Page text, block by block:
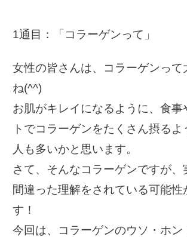
1通目：「コラーゲンって」
女性の皆さんは、コラーゲンって
ね(^^)
お肌がキレイになるように、食事
トでコラーゲンをたくさん摂るよ
人も多いかと思います。
さて、そんなコラーゲンですが、
間違った理解をされている可能性
す！
今回は、コラーゲンのウソ・ホン